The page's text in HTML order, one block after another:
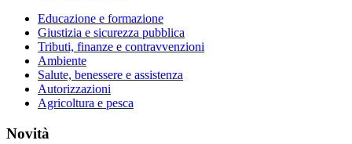
Educazione e formazione
Giustizia e sicurezza pubblica
Tributi, finanze e contravvenzioni
Ambiente
Salute, benessere e assistenza
Autorizzazioni
Agricoltura e pesca
Novità